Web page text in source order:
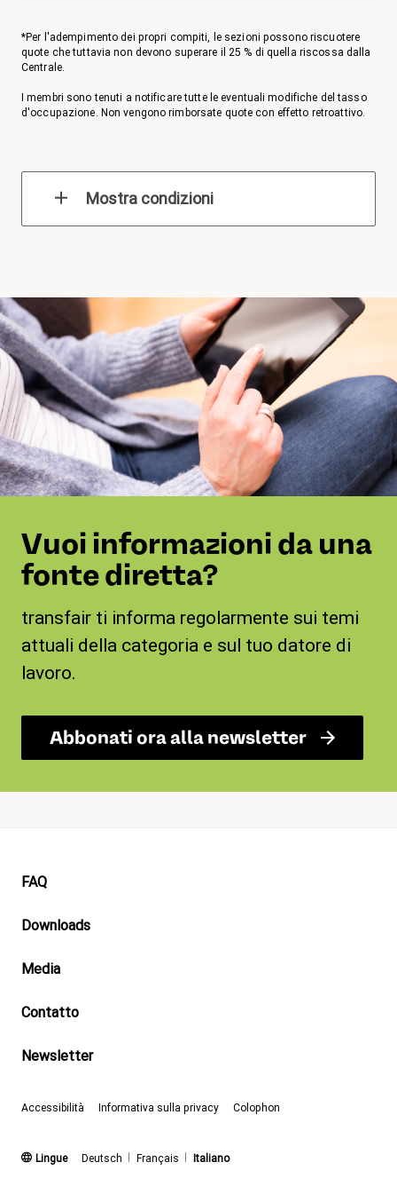
*Per l'adempimento dei propri compiti, le sezioni possono riscuotere
quote che tuttavia non devono superare il 25 % di quella riscossa dalla
Centrale.
I membri sono tenuti a notificare tutte le eventuali modifiche del tasso
d'occupazione. Non vengono rimborsate quote con effetto retroattivo.
Mostra condizioni
Vuoi informazioni da una
fonte diretta?
transfair ti informa regolarmente sui temi
attuali della categoria e sul tuo datore di
lavoro.
Abbonati ora alla newsletter
Footer
FAQ
Downloads
Media
Contatto
Newsletter
Accessibilità Informativa sulla privacy Colophon
Lingue Deutsch Français Italiano